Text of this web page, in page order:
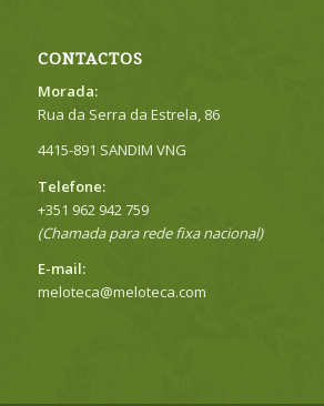
CONTACTOS
Morada:
Rua da Serra da Estrela, 86
4415-891 SANDIM VNG
Telefone:
+351 962 942 759
(Chamada para rede fixa nacional)
E-mail:
meloteca@meloteca.com